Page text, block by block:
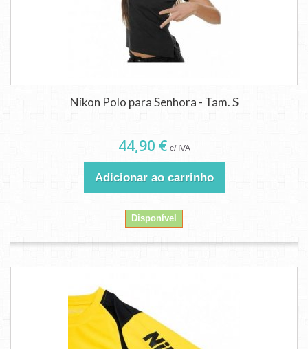
Nikon Polo para Senhora - Tam. S
44,90 € c/ IVA
Adicionar ao carrinho
Disponível